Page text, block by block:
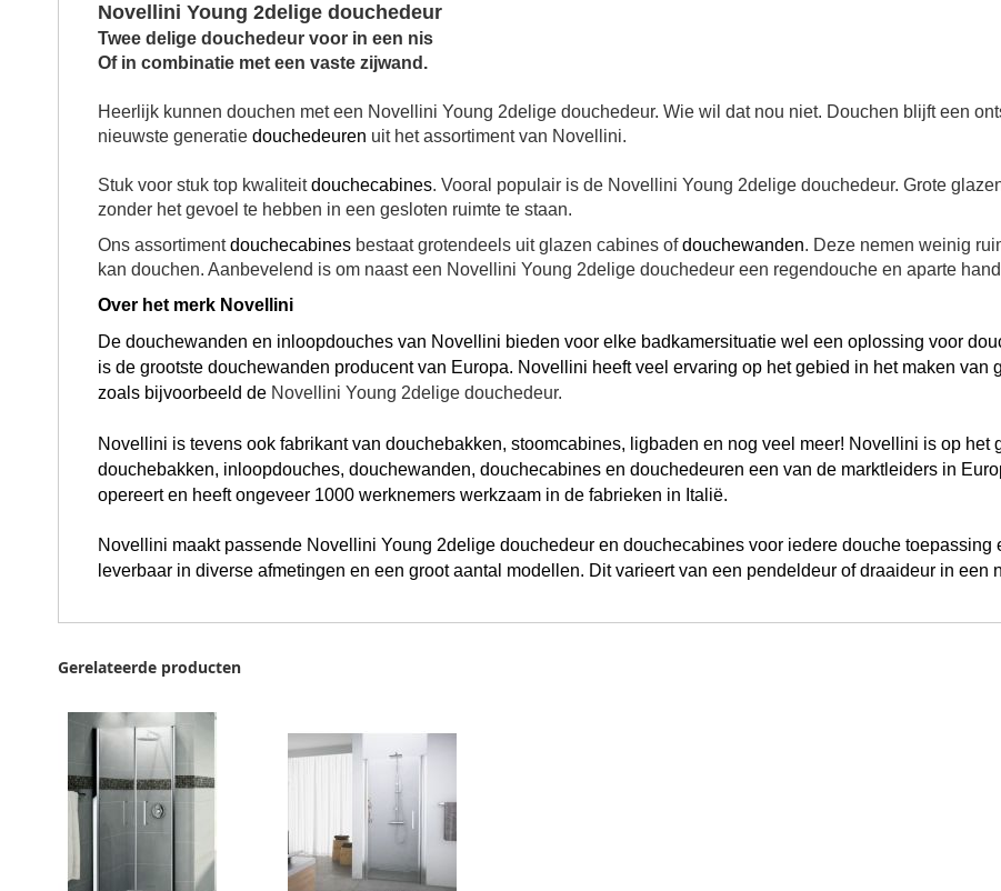
Novellini Young 2delige douchedeur
Twee delige douchedeur voor in een nis
Of in combinatie met een vaste zijwand.
Heerlijk kunnen douchen met een Novellini Young 2delige douchedeur. Wie wil dat nou niet. Douchen blijft een
nieuwste generatie douchedeuren uit het assortiment van Novellini.
Stuk voor stuk top kwaliteitdouchecabines. Vooral populair is de Novellini Young 2delige douchedeur. Grote
zonder het gevoel te hebben in een gesloten ruimte te staan.
Ons assortimentdouchecabines bestaat grotendeels uit glazen cabines ofdouchewanden. Deze nemen weinig
kan douchen. Aanbevelend is om naast een Novellini Young 2delige douchedeur een regendouche en aparte
Over het merk Novellini
De douchewanden en inloopdouches van Novellini bieden voor elke badkamersituatie wel een oplossing voor
is de grootste douchewanden producent van Europa. Novellini heeft veel ervaring op het gebied in het maken
zoals bijvoorbeeld de Novellini Young 2delige douchedeur.
Novellini is tevens ook fabrikant van douchebakken, stoomcabines, ligbaden en nog veel meer! Novellini is op
douchebakken, inloopdouches, douchewanden, douchecabines en douchedeuren een van de marktleiders in
opereert en heeft ongeveer 1000 werknemers werkzaam in de fabrieken in Italië.
Novellini maakt passende Novellini Young 2delige douchedeur en douchecabines voor iedere douche toepassing
leverbaar in diverse afmetingen en een groot aantal modellen. Dit varieert van een pendeldeur of draaideur in een
Gerelateerde producten